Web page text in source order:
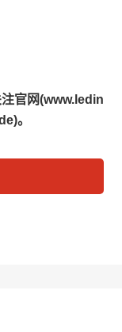
官网(www.ledin
。